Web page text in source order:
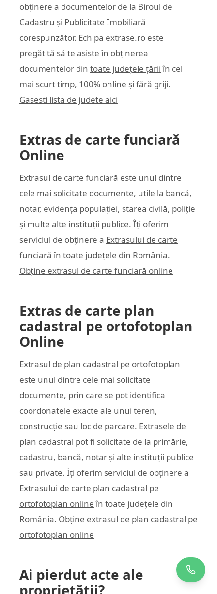
obținere a documentelor de la Biroul de
Cadastru și Publicitate Imobiliară
corespunzător. Echipa extrase.ro este
pregătită să te asiste în obținerea
documentelor din toate județele țării în cel
mai scurt timp, 100% online și fără griji.
Gasesti lista de judete aici
Extras de carte funciară
Online
Extrasul de carte funciară este unul dintre
cele mai solicitate documente, utile la bancă,
notar, evidența populației, starea civilă, poliție
și multe alte instituții publice. Îți oferim
serviciul de obținere a Extrasului de carte
funciară în toate județele din România.
Obține extrasul de carte funciară online
Extras de carte plan
cadastral pe ortofotoplan
Online
Extrasul de plan cadastral pe ortofotoplan
este unul dintre cele mai solicitate
documente, prin care se pot identifica
coordonatele exacte ale unui teren,
construcție sau loc de parcare. Extrasele de
plan cadastral pot fi solicitate de la primărie,
cadastru, bancă, notar și alte instituții publice
sau private. Îți oferim serviciul de obținere a
Extrasului de carte plan cadastral pe
ortofotoplan online în toate județele din
România. Obține extrasul de plan cadastral pe
ortofotoplan online
Ai pierdut acte ale
proprietății?